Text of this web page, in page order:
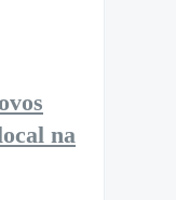
na